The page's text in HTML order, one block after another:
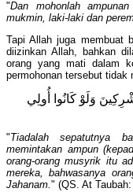
"Dan mohonlah
mukmin, laki-laki dan
Tapi Allah juga membuat
diizinkan Allah, bahkan
orang yang mati dalam
permohonan tersebut tidak
وَلَوْ كَانُوا أُولِي
"Tiadalah sepatutnya
memintakan ampun
orang-orang musyrik itu
mereka, bahwasanya
Jahanam." (QS. At Taubah: